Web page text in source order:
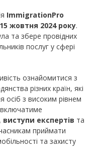
ImmigrationPro
15 жовтня 2024 року.
та збере провідних
послуг у сфері
ознайомитися з
різних країн, які
осіб з високим рівнем
включатиме
, виступи експертів та
приймати
та захисту